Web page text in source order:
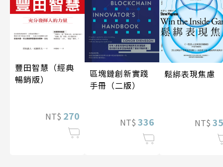
豐田智慧（經典
暢銷版）
NT$ 270
區塊鏈創新實踐
手冊（二版）
NT$ 336
鬆綁表現焦慮
NT$